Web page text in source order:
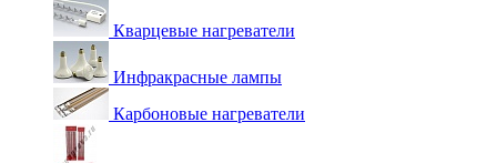
Кварцевые нагреватели
Инфракрасные лампы
Карбоновые нагреватели